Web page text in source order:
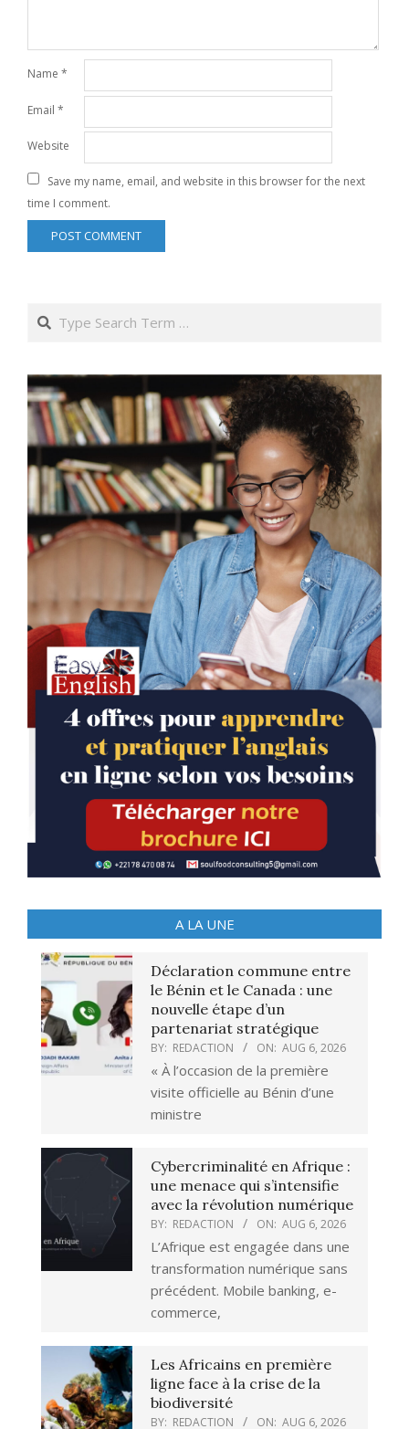
Name *
Email *
Website
Save my name, email, and website in this browser for the next
time I comment.
Search
A LA UNE
Déclaration commune entre
le Bénin et le Canada : une
nouvelle étape d’un
partenariat stratégique
BY: REDACTION ON: AUG 6, 2026
« À l’occasion de la première
visite officielle au Bénin d’une
ministre
Cybercriminalité en Afrique :
une menace qui s’intensifie
avec la révolution numérique
BY: REDACTION ON: AUG 6, 2026
L’Afrique est engagée dans une
transformation numérique sans
précédent. Mobile banking, e-
commerce,
Les Africains en première
ligne face à la crise de la
biodiversité
BY: REDACTION ON: AUG 6, 2026